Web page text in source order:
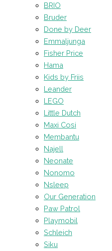
BRIO
Bruder
Done by Deer
Emmaljunga
Fisher Price
Hama
Kids by Friis
Leander
LEGO
Little Dutch
Maxi Cosi
Membantu
Najell
Neonate
Nonomo
Nsleep
Our Generation
Paw Patrol
Playmobil
Schleich
Siku